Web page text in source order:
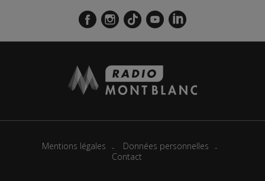
Mentions légales
Données personnelles
Contact